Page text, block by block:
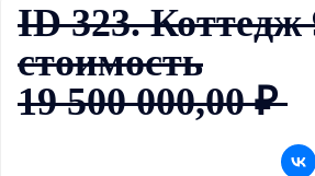
ID 323. Коттедж
стоимость
19 500 000,00 ₽